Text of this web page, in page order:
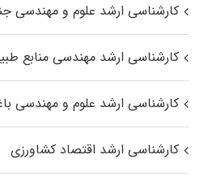
کارشناسی ارشد علوم و مهندسی
کارشناسی ارشد مهندسی منابع
کارشناسی ارشد علوم و مهندسی
کارشناسی ارشد اقتصاد کشاورزی